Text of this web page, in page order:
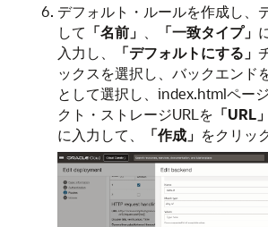
デフォルト・ルールを作成し、
して 「名前」 「一致タイプ」
入力し、
「デフォルトにする」
ックスを選択し、バックエンド
として選択し、index.htmlペー
クト・ストレージURLを 「URL」
に入力して、
「作成」 をクリッ